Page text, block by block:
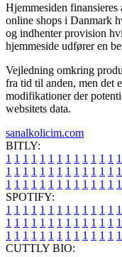
Hjemmesiden
online shops i Danmark
og indhenter provision
hjemmeside udfører en
Vejledning omkring
fra tid til anden, men det
modifikationer der
websitets data.
sanalkolicim.com
BITLY:
1 1 1 1 1 1 1 1 1 1 1 1 1 1
1 1 1 1 1 1 1 1 1 1 1 1 1 1
1 1 1 1 1 1 1 1 1 1 1 1 1 1
SPOTIFY:
1 1 1 1 1 1 1 1 1 1 1 1 1 1
1 1 1 1 1 1 1 1 1 1 1 1 1 1
1 1 1 1 1 1 1 1 1 1 1 1 1 1
CUTTLY BIO: